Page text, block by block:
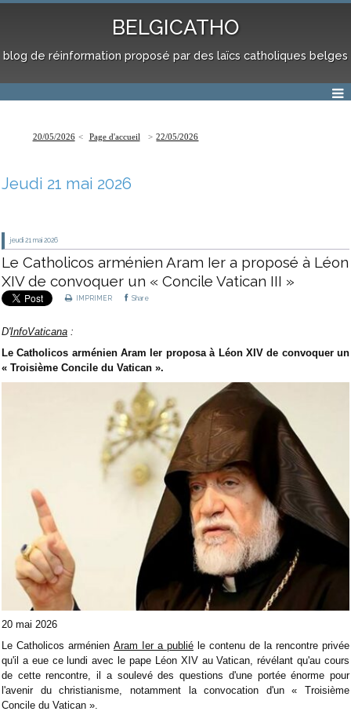
BELGICATHO
blog de réinformation proposé par des laïcs catholiques belges
20/05/2026 Page d'accueil 22/05/2026
Jeudi 21 mai 2026
jeudi 21 mai 2026
Le Catholicos arménien Aram Ier a proposé à Léon
XIV de convoquer un « Concile Vatican III »
IMPRIMER Share
D'InfoVaticana :
Le Catholicos arménien Aram Ier proposa à Léon XIV de convoquer un
« Troisième Concile du Vatican ».
20 mai 2026
Le Catholicos arménien Aram Ier a publié le contenu de la rencontre privée
qu'il a eue ce lundi avec le pape Léon XIV au Vatican, révélant qu'au cours
de cette rencontre, il a soulevé des questions d'une portée énorme pour
l'avenir du christianisme, notamment la convocation d'un « Troisième
Concile du Vatican ».